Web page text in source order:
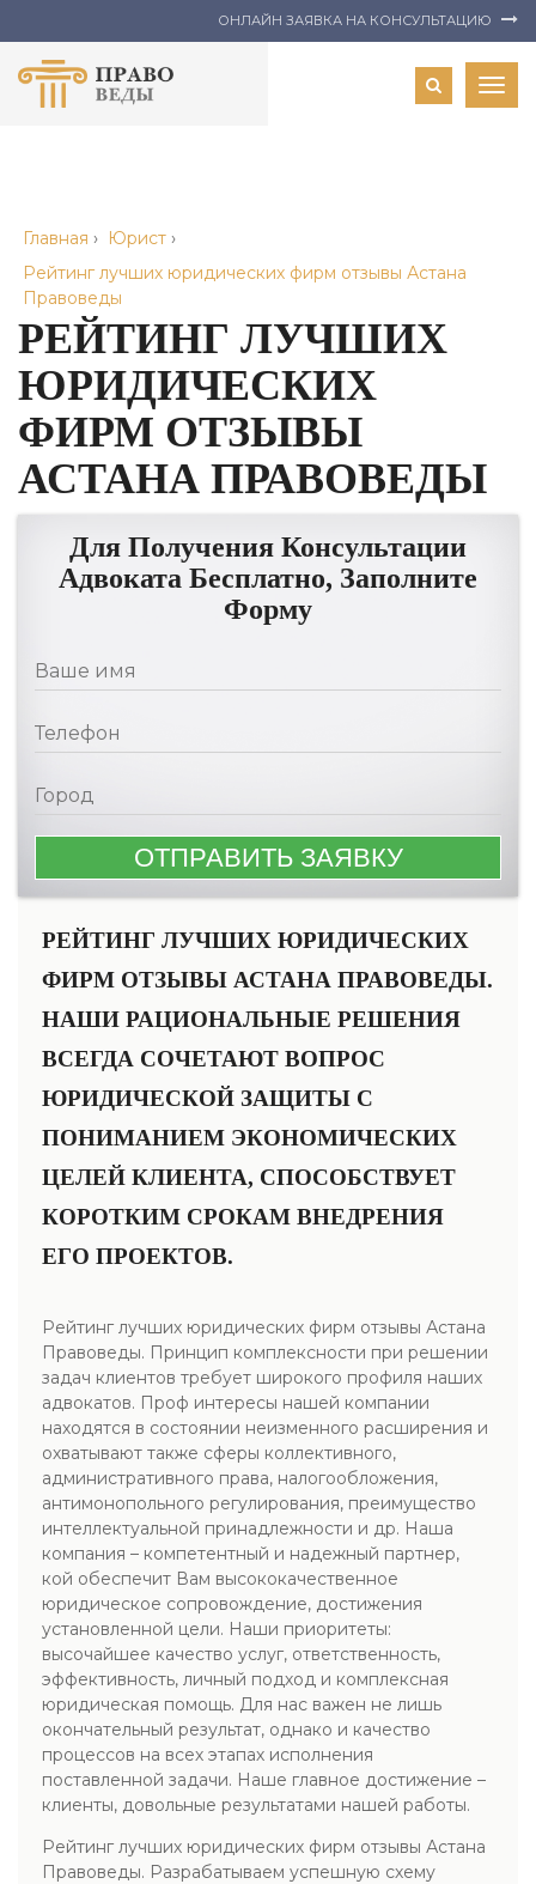
ОНЛАЙН ЗАЯВКА НА КОНСУЛЬТАЦИЮ
Главная › Юрист ›
Рейтинг лучших юридических фирм отзывы Астана
Правоведы
РЕЙТИНГ ЛУЧШИХ
ЮРИДИЧЕСКИХ
ФИРМ ОТЗЫВЫ
АСТАНА ПРАВОВЕДЫ
Для Получения Консультации
Адвоката Бесплатно, Заполните
Форму
РЕЙТИНГ ЛУЧШИХ ЮРИДИЧЕСКИХ
ФИРМ ОТЗЫВЫ АСТАНА ПРАВОВЕДЫ.
НАШИ РАЦИОНАЛЬНЫЕ РЕШЕНИЯ
ВСЕГДА СОЧЕТАЮТ ВОПРОС
ЮРИДИЧЕСКОЙ ЗАЩИТЫ С
ПОНИМАНИЕМ ЭКОНОМИЧЕСКИХ
ЦЕЛЕЙ КЛИЕНТА, СПОСОБСТВУЕТ
КОРОТКИМ СРОКАМ ВНЕДРЕНИЯ
ЕГО ПРОЕКТОВ.
Рейтинг лучших юридических фирм отзывы Астана
Правоведы. Принцип комплексности при решении
задач клиентов требует широкого профиля наших
адвокатов. Проф интересы нашей компании
находятся в состоянии неизменного расширения и
охватывают также сферы коллективного,
административного права, налогообложения,
антимонопольного регулирования, преимущество
интеллектуальной принадлежности и др. Наша
компания – компетентный и надежный партнер,
кой обеспечит Вам высококачественное
юридическое сопровождение, достижения
установленной цели. Наши приоритеты:
высочайшее качество услуг, ответственность,
эффективность, личный подход и комплексная
юридическая помощь. Для нас важен не лишь
окончательный результат, однако и качество
процессов на всех этапах исполнения
поставленной задачи. Наше главное достижение –
клиенты, довольные результатами нашей работы.
Рейтинг лучших юридических фирм отзывы Астана
Правоведы. Разрабатываем успешную схему